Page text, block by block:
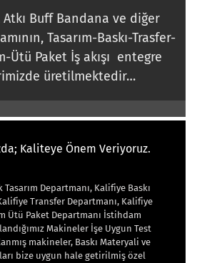
Atkı Buff Bandana ve diğer
Tasarım-Baskı-Trasfer-
Ütü Paket İş akışı entegre
üretilmektedir…
Kaliteye Önem Veriyoruz.
Departmanı, Kalifiye Baskı
Transfer Departmanı, Kalifiye
Ütü Paket Departmanı İstihdam
Makineler İşe Uygun Test
makineler, Baskı Materyali ve
bize uygun hale getirilmiş özel